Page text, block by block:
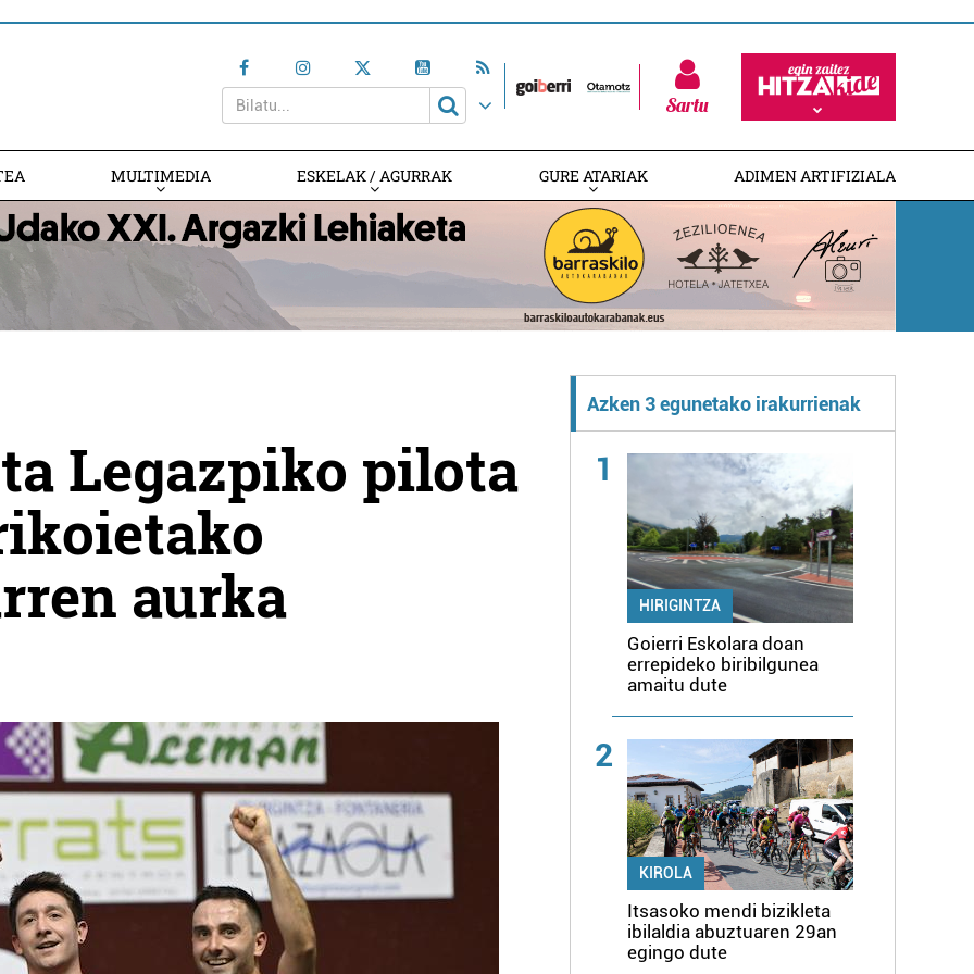
Sartu
MULTIMEDIA ESKELAK / AGURRAK GURE ATARIAK ADIMEN ARTIFIZIALA
Legazpiko pilota
aurka
Azken 3 egunetako irakurrienak
1
HIRIGINTZA
Goierri Eskolara doan
errepideko biribilgunea
amaitu dute
2
KIROLA
Itsasoko mendi bizikleta
ibilaldia abuztuaren 29an
egingo dute